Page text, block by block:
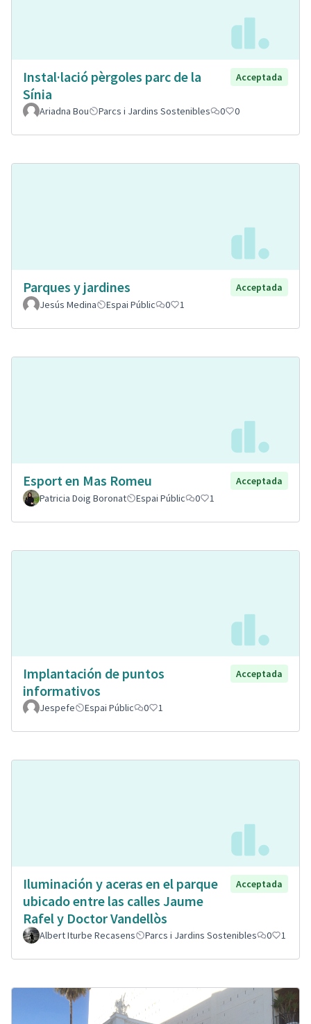
Instal·lació pèrgoles parc de la
Sínia
Acceptada
Ariadna Bou Parcs i Jardins Sostenibles 0 0
Parques y jardines
Acceptada
Jesús Medina
Espai Públic 0 1
Esport en Mas Romeu
Acceptada
Patricia Doig Boronat
Espai Públic 0 1
Implantación de puntos
informativos
Acceptada
Jespefe Espai Públic 0 1
Iluminación y aceras en el parque
ubicado entre las calles Jaume
Rafel y Doctor Vandellòs
Acceptada
Albert Iturbe Recasens Parcs i Jardins Sostenibles 0 1